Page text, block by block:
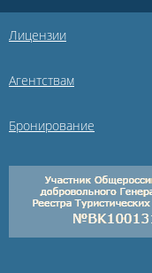
Лицензии
Агентствам
Бронирование